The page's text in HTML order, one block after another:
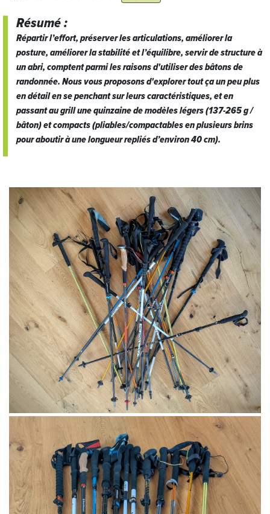
Résumé :
Répartir l’effort, préserver les articulations, améliorer la
posture, améliorer la stabilité et l’équilibre, servir de structure à
un abri, comptent parmi les raisons d'utiliser des bâtons de
randonnée. Nous vous proposons d'explorer tout ça un peu plus
en détail en se penchant sur leurs caractéristiques, et en
passant au grill une quinzaine de modèles légers (137-265 g /
bâton) et compacts (pliables/compactables en plusieurs brins
pour aboutir à une longueur repliés d’environ 40 cm).